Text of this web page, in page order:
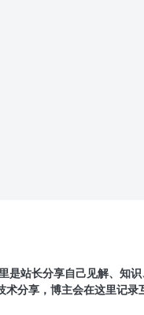
是站长分享自己见解、知
分享，博主会在这里记录